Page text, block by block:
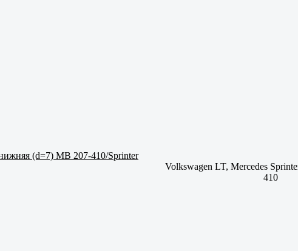
(d=7) MB 207-410/Sprinter
Volkswagen LT, Mercedes
410